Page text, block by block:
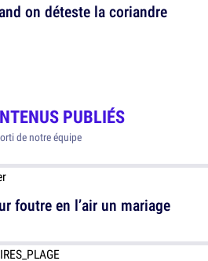
on déteste la coriandre
PUBLIÉS
de notre équipe
foutre en l’air un mariage